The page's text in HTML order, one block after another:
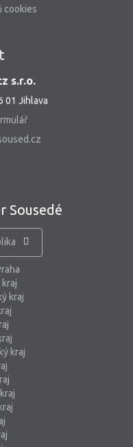
cookies
s.r.o.
01 Jihlava
Sousedé
kraj
kraj